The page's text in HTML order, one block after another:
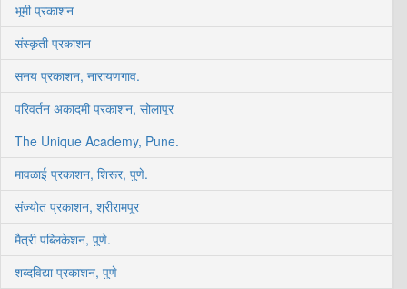
भूमी प्रकाशन
संस्कृती प्रकाशन
सनय प्रकाशन, नारायणगाव.
परिवर्तन अकादमी प्रकाशन, सोलापूर
The Unique Academy, Pune.
मावळाई प्रकाशन, शिरूर, पुणे.
संज्योत प्रकाशन, श्रीरामपूर
मैत्री पब्लिकेशन, पुणे.
शब्दविद्या प्रकाशन, पुणे